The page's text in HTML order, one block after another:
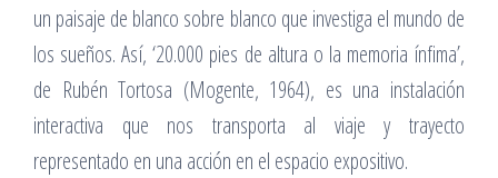
un paisaje de blanco sobre blanco que investiga el mundo de
los sueños. Así, ‘20.000 pies de altura o la memoria ínfima’,
de Rubén Tortosa (Mogente, 1964), es una instalación
interactiva que nos transporta al viaje y trayecto
representado en una acción en el espacio expositivo.